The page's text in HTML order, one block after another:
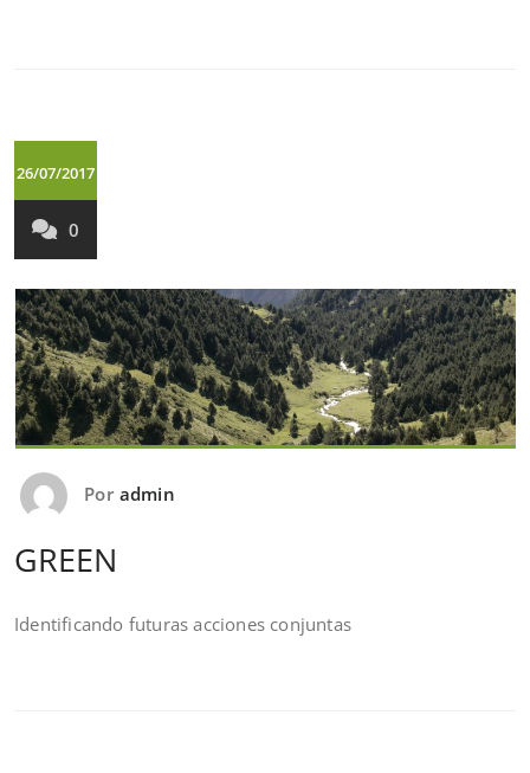
26/07/2017
0
Por admin
GREEN
Identificando futuras acciones conjuntas